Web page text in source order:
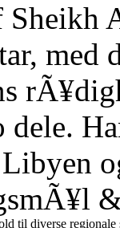
med
til diverse regionale